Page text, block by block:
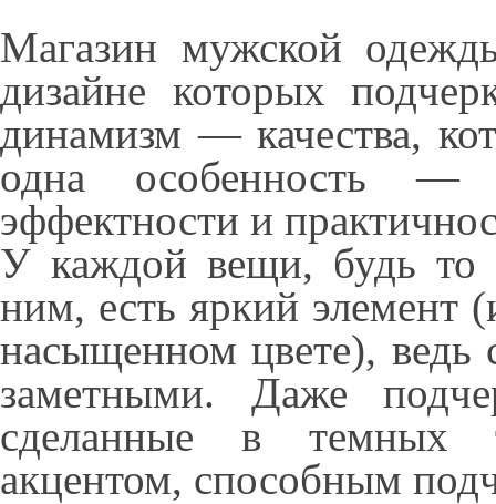
Магазин мужской
дизайне которых
динамизм — качества,
одна особенность —
эффектности и
У каждой вещи, будь то
ним, есть яркий элемент
насыщенном цвете), ведь
заметными. Даже
сделанные в темных
акцентом, способным